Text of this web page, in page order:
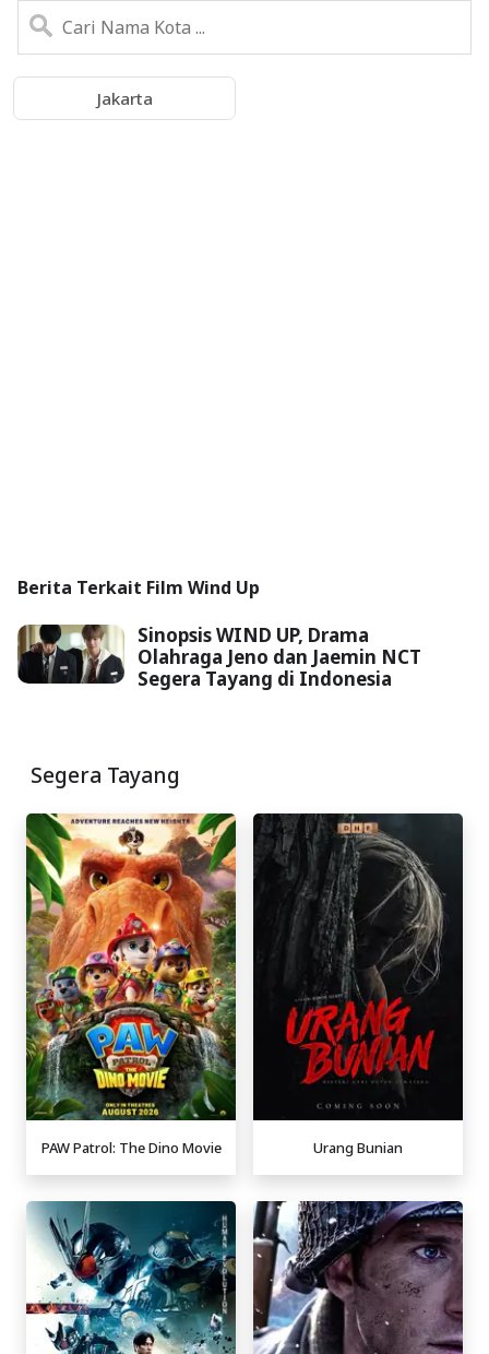
Jakarta
Berita Terkait Film Wind Up
Sinopsis WIND UP, Drama
Olahraga Jeno dan Jaemin NCT
Segera Tayang di Indonesia
Segera Tayang
PAW Patrol: The Dino Movie Urang Bunian